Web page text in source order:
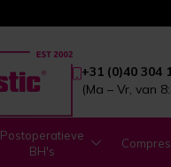
+31 (0)40 304
(Ma – Vr, van
Postoperatieve
BH's